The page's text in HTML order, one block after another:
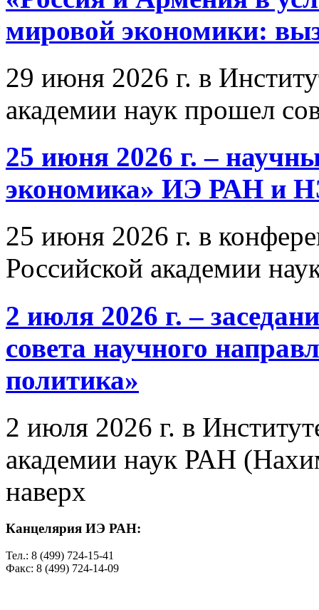
мировой экономики:
29 июня 2026 г. в
академии наук прошел
25 июня 2026 г. –
экономика» ИЭ РАН и
25 июня 2026 г. в
Российской академии
2 июля 2026 г. –
совета научного
политика»
2 июля 2026 г. в
академии наук РАН
наверх
Канцелярия ИЭ РАН:
Тел.: 8 (499) 724-15-41
Факс: 8 (499) 724-14-09